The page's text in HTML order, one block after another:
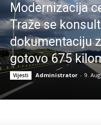
Modernizacija
Traže se
dokumentaciju
gotovo 675
Vijesti Administrator - 9.